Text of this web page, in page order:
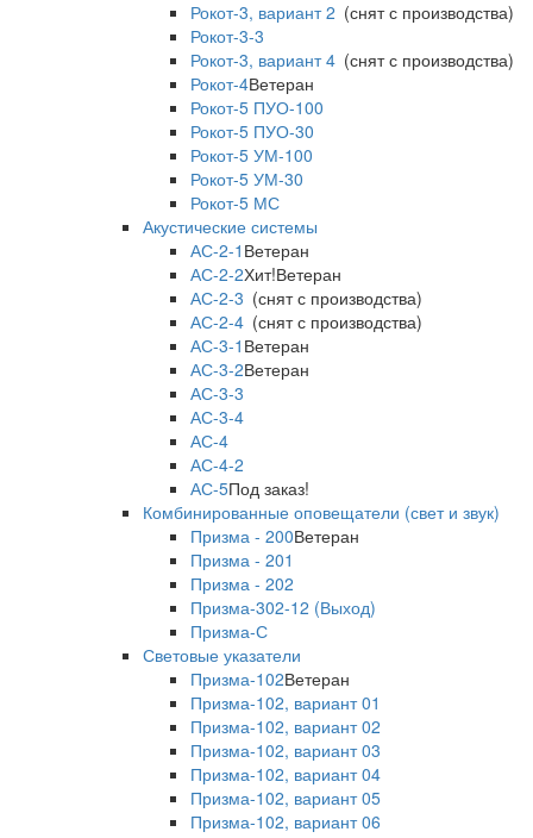
Рокот-3, вариант 2 (снят с производства)
Рокот-3-3
Рокот-3, вариант 4 (снят с производства)
Рокот-4Ветеран
Рокот-5 ПУО-100
Рокот-5 ПУО-30
Рокот-5 УМ-100
Рокот-5 УМ-30
Рокот-5 МС
Акустические системы
АС-2-1 Ветеран
АС-2-2Хит!Ветеран
АС-2-3 (снят с производства)
АС-2-4 (снят с производства)
АС-3-1 Ветеран
АС-3-2Ветеран
АС-3-3
АС-3-4
АС-4
АС-4-2
АС-5Под заказ!
Комбинированные оповещатели (свет и звук)
Призма - 200Ветеран
Призма - 201
Призма - 202
Призма-302-12 (Выход)
Призма-С
Световые указатели
Призма-102Ветеран
Призма-102, вариант 01
Призма-102, вариант 02
Призма-102, вариант 03
Призма-102, вариант 04
Призма-102, вариант 05
Призма-102, вариант 06